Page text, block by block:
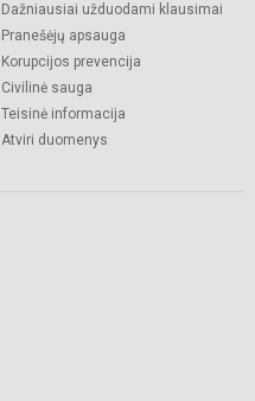
Dažniausiai užduodami klausimai
Pranešėjų apsauga
Korupcijos prevencija
Civilinė sauga
Teisinė informacija
Atviri duomenys